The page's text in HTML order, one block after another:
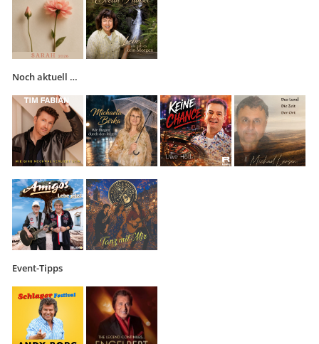
Noch aktuell …
Event-Tipps